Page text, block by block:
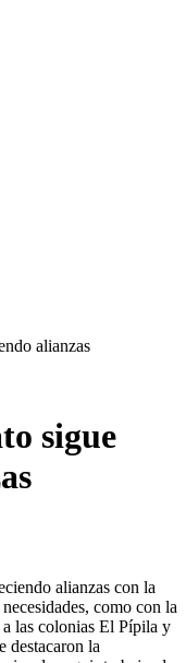
alianzas
sigue
alianzas con la
como con la
las colonias El Pípila y
destacaron la